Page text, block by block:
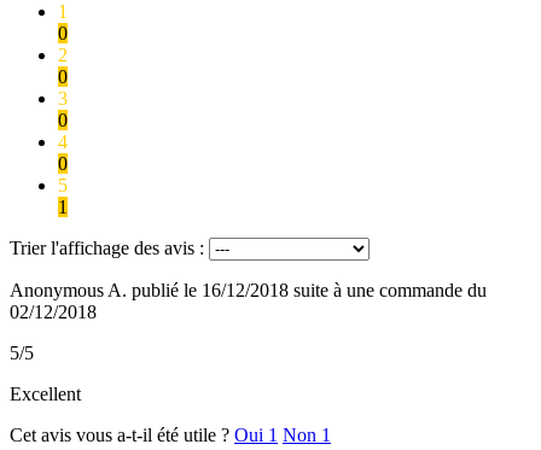
1
0
2
0
3
0
4
0
5
1
Trier l'affichage des avis :
Anonymous A. publié le 16/12/2018 suite à une commande du
02/12/2018
5/5
Excellent
Cet avis vous a-t-il été utile ? Oui 1 Non 1